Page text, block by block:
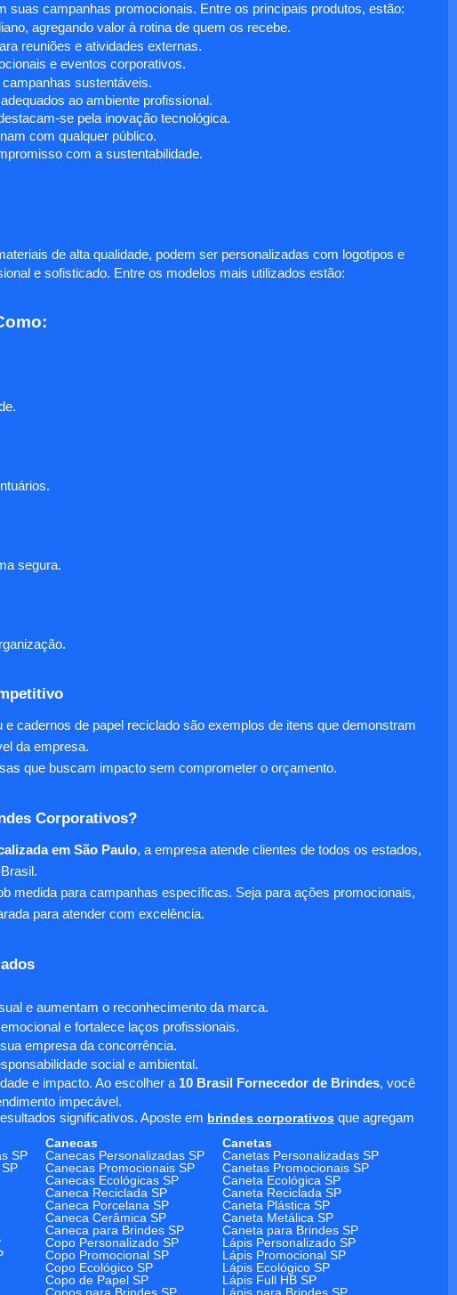
campanhas promocionais. Entre os principais produtos, estão:
agregando valor à rotina de quem os recebe.
reuniões e atividades externas.
e eventos corporativos.
sustentáveis.
ao ambiente profissional.
se pela inovação tecnológica.
com qualquer público.
com a sustentabilidade.
de alta qualidade, podem ser personalizadas com logotipos e
e sofisticado. Entre os modelos mais utilizados estão:
segura.
cadernos de papel reciclado são exemplos de itens que demonstram
da empresa.
que buscam impacto sem comprometer o orçamento.
Corporativos?
em São Paulo, a empresa atende clientes de todos os estados,
medida para campanhas específicas. Seja para ações promocionais,
para atender com excelência.
e aumentam o reconhecimento da marca.
e fortalece laços profissionais.
empresa da concorrência.
social e ambiental.
e impacto. Ao escolher a 10 Brasil Fornecedor de Brindes, você
impecável.
significativos. Aposte em brindes corporativos que agregam
Canecas
Canetas
SP Canecas Personalizadas SP
Canetas Personalizadas SP
Canecas Promocionais SP
Canetas Promocionais SP
Canecas Ecológicas SP
Caneta Ecológica SP
Caneca Reciclada SP
Caneta Reciclada SP
Caneca Porcelana SP
Caneta Plástica SP
Caneca Cerâmica SP
Caneta Metálica SP
Caneca para Brindes SP
Caneta para Brindes SP
Copo Personalizado SP
Lápis Personalizado SP
Copo Promocional SP
Lápis Promocional SP
Copo Ecológico SP
Lápis Ecológico SP
Copo de Papel SP
Lápis Full HB SP